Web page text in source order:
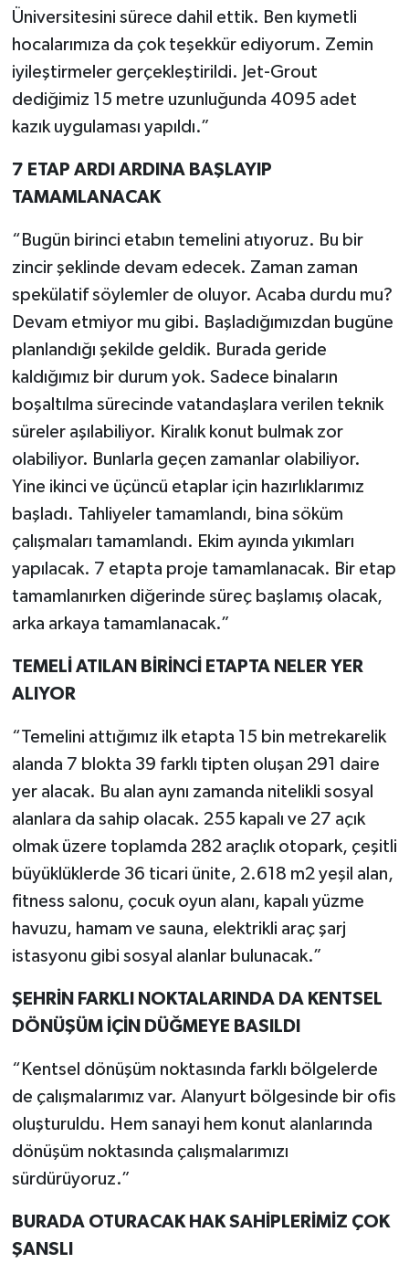
Üniversitesini sürece dahil ettik. Ben kıymetli
hocalarımıza da çok teşekkür ediyorum. Zemin
iyileştirmeler gerçekleştirildi. Jet-Grout
dediğimiz 15 metre uzunluğunda 4095 adet
kazık uygulaması yapıldı.”
7 ETAP ARDI ARDINA BAŞLAYIP
TAMAMLANACAK
“Bugün birinci etabın temelini atıyoruz. Bu bir
zincir şeklinde devam edecek. Zaman zaman
spekülatif söylemler de oluyor. Acaba durdu mu?
Devam etmiyor mu gibi. Başladığımızdan bugüne
planlandığı şekilde geldik. Burada geride
kaldığımız bir durum yok. Sadece binaların
boşaltılma sürecinde vatandaşlara verilen teknik
süreler aşılabiliyor. Kiralık konut bulmak zor
olabiliyor. Bunlarla geçen zamanlar olabiliyor.
Yine ikinci ve üçüncü etaplar için hazırlıklarımız
başladı. Tahliyeler tamamlandı, bina söküm
çalışmaları tamamlandı. Ekim ayında yıkımları
yapılacak. 7 etapta proje tamamlanacak. Bir etap
tamamlanırken diğerinde süreç başlamış olacak,
arka arkaya tamamlanacak.”
TEMELİ ATILAN BİRİNCİ ETAPTA NELER YER
ALIYOR
“Temelini attığımız ilk etapta 15 bin metrekarelik
alanda 7 blokta 39 farklı tipten oluşan 291 daire
yer alacak. Bu alan aynı zamanda nitelikli sosyal
alanlara da sahip olacak. 255 kapalı ve 27 açık
olmak üzere toplamda 282 araçlık otopark, çeşitli
büyüklüklerde 36 ticari ünite, 2.618 m2 yeşil alan,
fitness salonu, çocuk oyun alanı, kapalı yüzme
havuzu, hamam ve sauna, elektrikli araç şarj
istasyonu gibi sosyal alanlar bulunacak.”
ŞEHRİN FARKLI NOKTALARINDA DA KENTSEL
DÖNÜŞÜM İÇİN DÜĞMEYE BASILDI
“Kentsel dönüşüm noktasında farklı bölgelerde
de çalışmalarımız var. Alanyurt bölgesinde bir ofis
oluşturuldu. Hem sanayi hem konut alanlarında
dönüşüm noktasında çalışmalarımızı
sürdürüyoruz.”
BURADA OTURACAK HAK SAHİPLERİMİZ ÇOK
ŞANSLI